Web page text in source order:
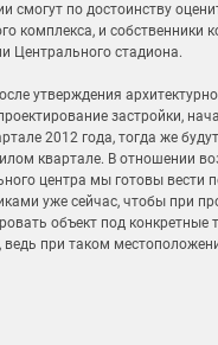
смогут по достоинству
комплекса, и собственники
Центрального стадиона.
утверждения
застройки,
2012 года, тогда же
квартале. В отношении
центра мы готовы вести
уже сейчас, чтобы при
объект под конкретные
ведь при таком